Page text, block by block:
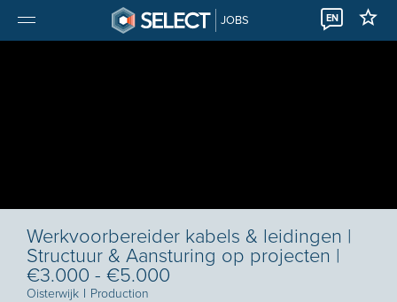
JOBS EN
Werkvoorbereider kabels & leidingen |
Structuur & Aansturing op projecten |
€3.000 - €5.000
Oisterwijk I Production